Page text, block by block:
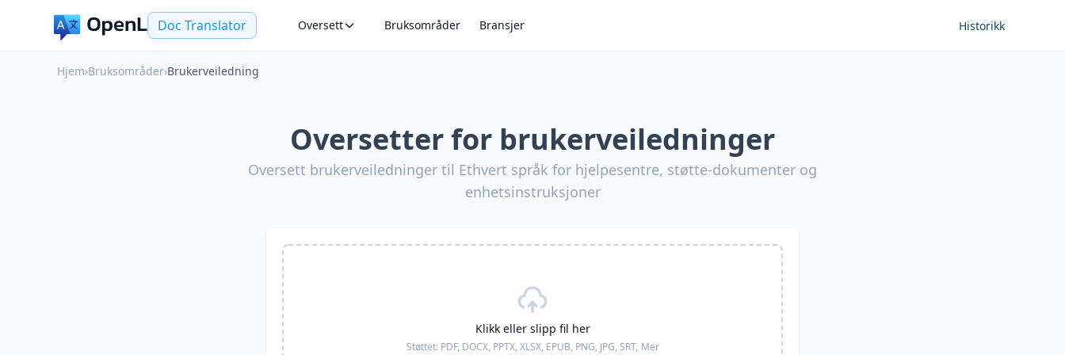
Doc Translator Oversett Bruksområder Bransjer Historikk
Hjem›Bruksområder›Brukerveiledning
Oversetter for brukerveiledninger
Oversett brukerveiledninger til Ethvert språk for hjelpesentre, støtte-dokumenter og
enhetsinstruksjoner
Klikk eller slipp fil her
Støttet: PDF, DOCX, PPTX, XLSX, EPUB, PNG, JPG, SRT, Mer